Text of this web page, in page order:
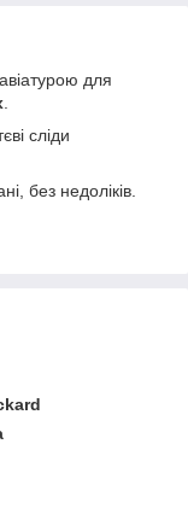
для
сліди
без недоліків.